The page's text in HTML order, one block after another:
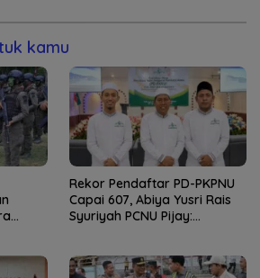
kamu
Rekor Pendaftar PD-PKPNU
Capai 607, Abiya Yusri Rais
Syuriyah PCNU Pijay: